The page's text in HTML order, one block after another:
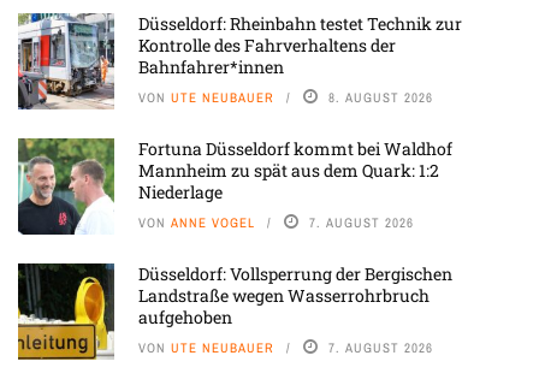
Düsseldorf: Rheinbahn testet Technik zur
Kontrolle des Fahrverhaltens der
Bahnfahrer*innen
VON UTE NEUBAUER 8. AUGUST 2026
Fortuna Düsseldorf kommt bei Waldhof
Mannheim zu spät aus dem Quark: 1:2
Niederlage
VON ANNE VOGEL 7. AUGUST 2026
Düsseldorf: Vollsperrung der Bergischen
Landstraße wegen Wasserrohrbruch
aufgehoben
VON UTE NEUBAUER 7. AUGUST 2026